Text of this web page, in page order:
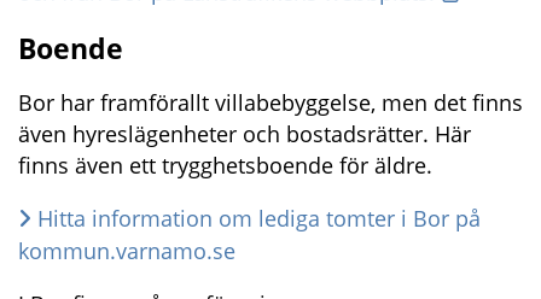
Boende
Bor har framförallt villabebyggelse, men det finns
även hyreslägenheter och bostadsrätter. Här
finns även ett trygghetsboende för äldre.
Hitta information om lediga tomter i Bor på
kommun.varnamo.se